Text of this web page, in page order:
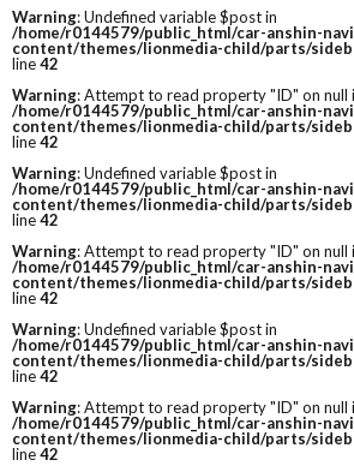
Warning: Undefined variable $post in
/home/r0144579/public_html/car-anshin-
content/themes/lionmedia-child/parts/
line42
Warning: Attempt to read property "ID" on null
/home/r0144579/public_html/car-anshin-
content/themes/lionmedia-child/parts/
line42
Warning: Undefined variable $post in
/home/r0144579/public_html/car-anshin-
content/themes/lionmedia-child/parts/
line42
Warning: Attempt to read property "ID" on null
/home/r0144579/public_html/car-anshin-
content/themes/lionmedia-child/parts/
line42
Warning: Undefined variable $post in
/home/r0144579/public_html/car-anshin-
content/themes/lionmedia-child/parts/
line42
Warning: Attempt to read property "ID" on null
/home/r0144579/public_html/car-anshin-
content/themes/lionmedia-child/parts/
line42